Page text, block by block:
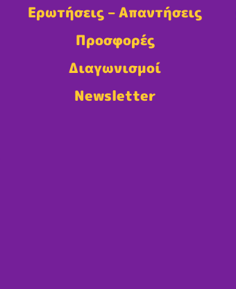
Ερωτήσεις – Απαντήσεις
Προσφορές
Διαγωνισμοί
Newsletter